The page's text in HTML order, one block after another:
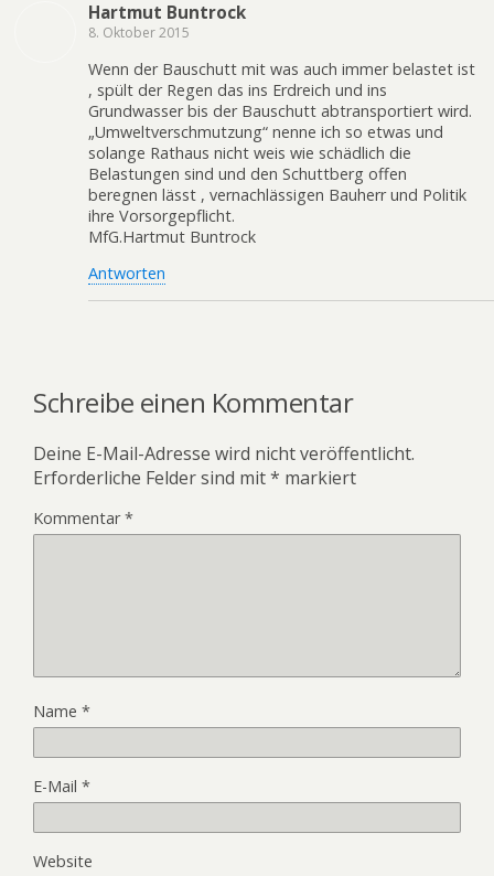
Hartmut Buntrock
8. Oktober 2015
Wenn der Bauschutt mit was auch immer belastet ist
, spült der Regen das ins Erdreich und ins
Grundwasser bis der Bauschutt abtransportiert wird.
„Umweltverschmutzung“ nenne ich so etwas und
solange Rathaus nicht weis wie schädlich die
Belastungen sind und den Schuttberg offen
beregnen lässt , vernachlässigen Bauherr und Politik
ihre Vorsorgepflicht.
MfG.Hartmut Buntrock
Antworten
Schreibe einen Kommentar
Deine E-Mail-Adresse wird nicht veröffentlicht.
Erforderliche Felder sind mit* markiert
Kommentar*
Name *
E-Mail *
Website